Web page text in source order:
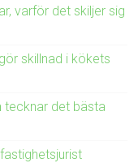
varför det skiljer sig
skillnad i kökets
tecknar det bästa